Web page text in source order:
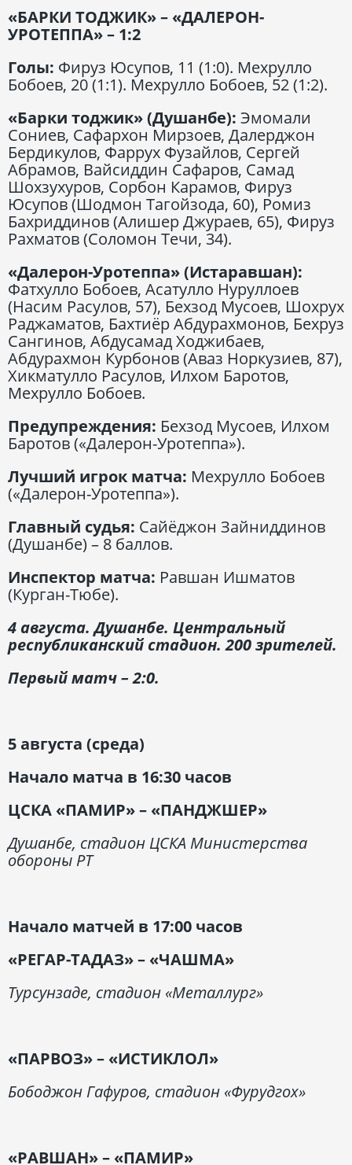
«БАРКИ ТОДЖИК» – «ДАЛЕРОН-
УРОТЕППА» – 1:2
Голы: Фируз Юсупов, 11 (1:0). Мехрулло
Бобоев, 20 (1:1). Мехрулло Бобоев, 52 (1:2).
«Барки тоджик» (Душанбе): Эмомали
Сониев, Сафархон Мирзоев, Далерджон
Бердикулов, Фаррух Фузайлов, Сергей
Абрамов, Вайсиддин Сафаров, Самад
Шохзухуров, Сорбон Карамов, Фируз
Юсупов (Шодмон Тагойзода, 60), Ромиз
Бахриддинов (Алишер Джураев, 65), Фируз
Рахматов (Соломон Течи, 34).
«Далерон-Уротеппа» (Истаравшан):
Фатхулло Бобоев, Асатулло Нуруллоев
(Насим Расулов, 57), Бехзод Мусоев, Шохрух
Раджаматов, Бахтиёр Абдурахмонов, Бехруз
Сангинов, Абдусамад Ходжибаев,
Абдурахмон Курбонов (Аваз Норкузиев, 87),
Хикматулло Расулов, Илхом Баротов,
Мехрулло Бобоев.
Предупреждения: Бехзод Мусоев, Илхом
Баротов («Далерон-Уротеппа»).
Лучший игрок матча: Мехрулло Бобоев
(«Далерон-Уротеппа»).
Главный судья: Сайёджон Зайниддинов
(Душанбе) – 8 баллов.
Инспектор матча: Равшан Ишматов
(Курган-Тюбе).
4 августа. Душанбе. Центральный
республиканский стадион. 200 зрителей.
Первый матч – 2:0.
5 августа (среда)
Начало матча в 16:30 часов
ЦСКА «ПАМИР» – «ПАНДЖШЕР»
Душанбе, стадион ЦСКА Министерства
обороны РТ
Начало матчей в 17:00 часов
«РЕГАР-ТАДАЗ» – «ЧАШМА»
Турсунзаде, стадион «Металлург»
«ПАРВОЗ» – «ИСТИКЛОЛ»
Бободжон Гафуров, стадион «Фурудгох»
«РАВШАН» – «ПАМИР»